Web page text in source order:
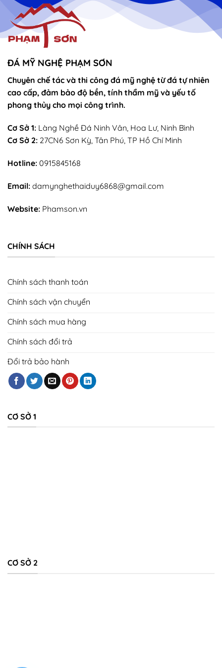
ĐÁ MỸ NGHỆ PHẠM SƠN
Chuyên chế tác và thi công đá mỹ nghệ từ đá tự nhiên
cao cấp, đảm bảo độ bền, tính thẩm mỹ và yếu tố
phong thủy cho mọi công trình.
Cơ Sở 1: Làng Nghề Đá Ninh Vân, Hoa Lư, Ninh Bình
Cơ Sở 2: 27CN6 Sơn Kỳ, Tân Phú, TP Hồ Chí Minh
Hotline: 0915845168
Email: damynghethaiduy6868@gmail.com
Website: Phamson.vn
CHÍNH SÁCH
Chính sách thanh toán
Chính sách vận chuyển
Chính sách mua hàng
Chính sách đổi trả
Đổi trả bảo hành
CƠ SỞ 1
CƠ SỞ 2